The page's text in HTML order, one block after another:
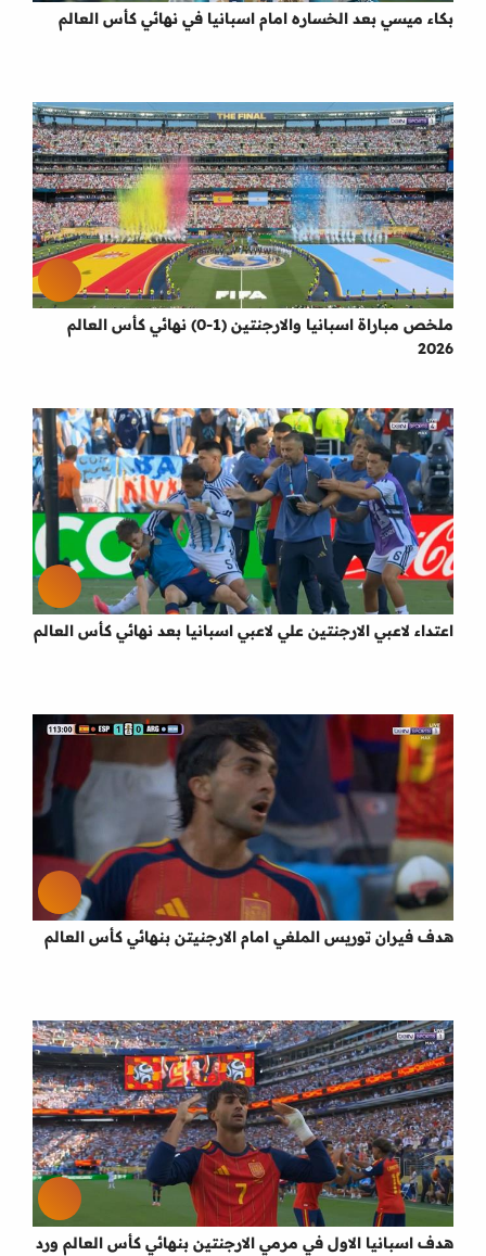
بكاء ميسي بعد الخساره امام اسبانيا في نهائي كأس العالم
ملخص مباراة اسبانيا والارجنتين (1-0) نهائي كأس العالم
2026
اعتداء لاعبي الارجنتين علي لاعبي اسبانيا بعد نهائي كأس العالم
هدف فيران توريس الملغي امام الارجنيتن بنهائي كأس العالم
هدف اسبانيا الاول في مرمي الارجنتين بنهائي كأس العالم ورد